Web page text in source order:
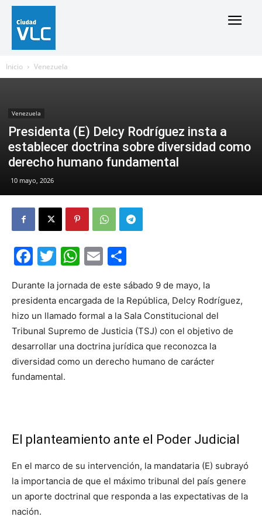
Inicio Venezuela
Venezuela
Presidenta (E) Delcy Rodríguez insta a
establecer doctrina sobre diversidad como
derecho humano fundamental
10 mayo, 2026
Facebook
Twitter
WhatsApp
Email
Durante la jornada de este sábado 9 de mayo, la
presidenta encargada de la República, Delcy Rodríguez,
hizo un llamado formal a la Sala Constitucional del
Tribunal Supremo de Justicia (TSJ) con el objetivo de
desarrollar una doctrina jurídica que reconozca la
diversidad como un derecho humano de carácter
fundamental.
El planteamiento ante el Poder Judicial
En el marco de su intervención, la mandataria (E) subrayó
la importancia de que el máximo tribunal del país genere
un aporte doctrinal que responda a las expectativas de la
nación.